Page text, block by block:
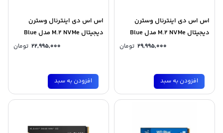
اس اس دی اینترنال وسترن
دیجیتال M.2 NVMe مدل Blue
29,995,000 تومان
افزودن به سبد
اس اس دی اینترنال وسترن
دیجیتال M.2 NVMe مدل Blue
22,995,000 تومان
افزودن به سبد